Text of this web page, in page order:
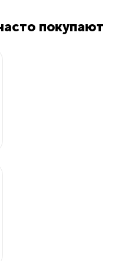
покупают